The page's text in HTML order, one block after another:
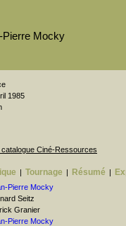
Pierre Mocky
1985
Ciné-Ressources
| Tournage | Résumé |
Pierre Mocky
Seitz
Granier
Pierre Mocky